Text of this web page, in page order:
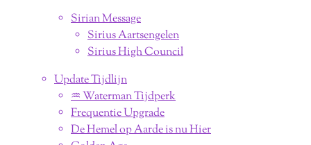
Sirian Message
Sirius Aartsengelen
Sirius High Council
Update Tijdlijn
♒︎ Waterman Tijdperk
Frequentie Upgrade
De Hemel op Aarde is nu Hier